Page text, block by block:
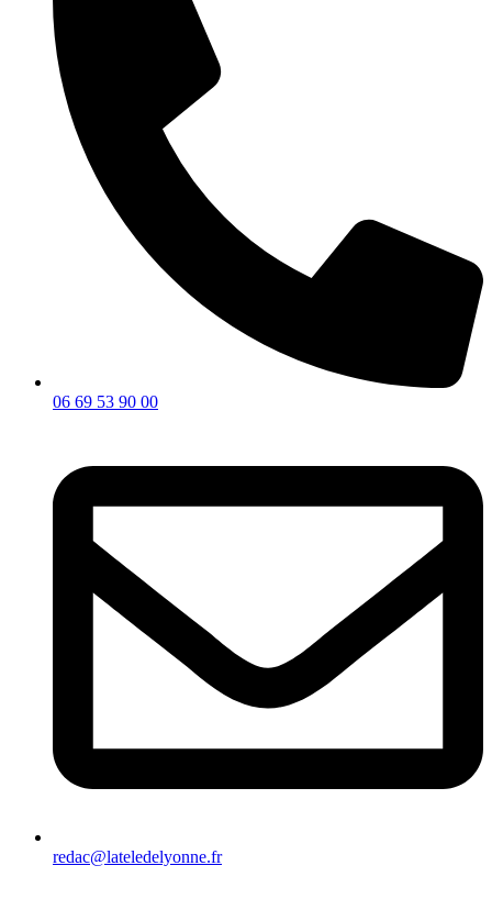
06 69 53 90 00
redac@lateledelyonne.fr